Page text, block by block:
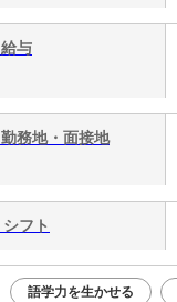
給与
勤務地・面接地
シフト
語学力を生かせる